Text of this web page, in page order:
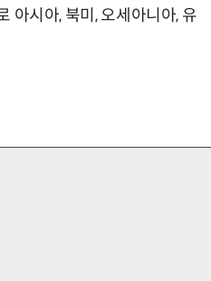
아시아, 북미, 오세아니아, 유